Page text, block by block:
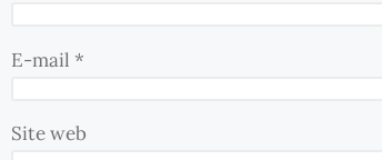
E-mail *
Site web